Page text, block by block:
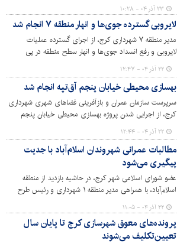
شهر و تبادل و ابلاغ آن توسط سازمان شهرداری‌ها و
دهیاری‌های کشور، از این پس این سازمان با شخصیت
حقوقی مستقل تحت نظارت شهرداری کرج و با اصول بازرگانی
و بر اساس ماده ۸۴ قانون شهرداری‌ها تشکیل و اداره خواهد
شد.
۲۳ آذر ۰۴ - ۱۰:۲۸
لایروبی گسترده جوی‌ها و انهار منطقه ۷ انجام شد
مدیر منطقه ۷ شهرداری کرج، از اجرای گسترده عملیات
لایروبی و رفع انسداد جوی‌ها و انهار سطح منطقه در پی
بارندگی‌های اخیر خبرداد و گفت: با اقدام به موقع نیروهای
خدمات شهری، از بروز آب‌گرفتگی و اختلال در تردد شهروندان
جلوگیری شد.
۲۲ آذر ۰۴ - ۱۲:۴۷
بهسازی محیطی خیابان پنجم آق‌تپه انجام شد
سرپرست سازمان عمران و بازآفرینی فضاهای شهری شهرداری
کرج، از اجرایی شدن پروژه بهسازی محیطی خیابان پنجم
غربی آق تپه با رویکرد اقدام مشترک با اداره کل راه و
شهرسازی استان البرز خبر داد.
۲۲ آذر ۰۴ - ۱۲:۴۴
مطالبات عمرانی شهروندان اسلام‌آباد با جدیت
پیگیری می‌شود
عضو شورای اسلامی شهر کرج، در حاشیه بازدید از منطقه
اسلام‌آباد، با همراهی مدیر منطقه ۱ شهرداری و رئیس طرح
ساماندهی تپه مرادآب، اظهار کرد: رسیدگی به مطالبات مردم
این محدوده به‌ویژه در حوزه‌های روشنایی معابر، نصب پایه و
چراغ‌ها و بهسازی و آسفالت مسیرها در اولویت مدیریت
شهری قرار دارد.
۲۲ آذر ۰۴ - ۱۱:۰۵
پرونده‌های معوق شهرسازی کرج تا پایان سال
تعیین‌تکلیف می‌شوند